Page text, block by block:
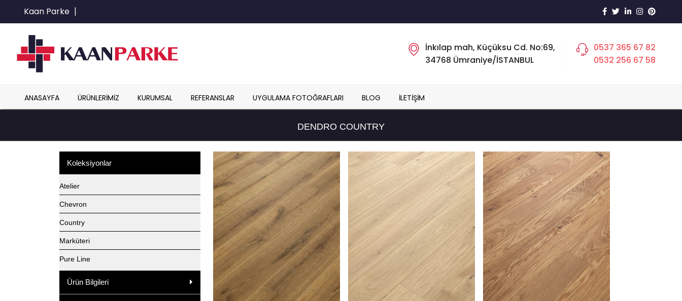
Kaan Parke
İnkılap mah, Küçüksu Cd. No:69,
34768 Ümraniye/İSTANBUL
0537 365 67 82
0532 256 67 58
ANASAYFA ÜRÜNLERIMIZ KURUMSAL REFERANSLAR UYGULAMA FOTOĞRAFLARI BLOG İLETIŞIM
DENDRO COUNTRY
Koleksiyonlar
Atelier
Chevron
Country
Marküteri
Pure Line
Ürün Bilgileri